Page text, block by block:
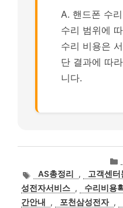
A. 핸드폰 수
수리 범위에
수리 비용은
단 결과에 따
니다.
태
그
AS총정리 , 고객센터
성전자서비스 , 수리비용
간안내
, 포천삼성전자 ,